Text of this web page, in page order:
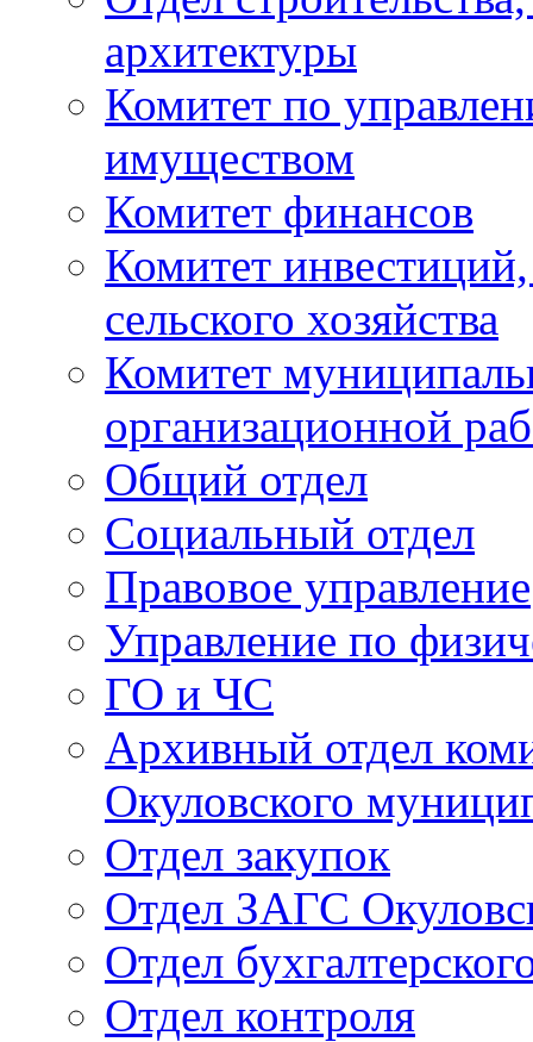
архитектуры
Комитет по
имуществом
Комитет финансов
Комитет
сельского хозяйства
Комитет
организационной
Общий отдел
Социальный отдел
Правовое управление
Управление по
ГО и ЧС
Архивный отдел
Окуловского
Отдел закупок
Отдел ЗАГС
Отдел
Отдел контроля